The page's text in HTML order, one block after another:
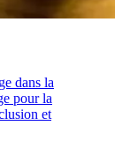
dans la
pour la
et